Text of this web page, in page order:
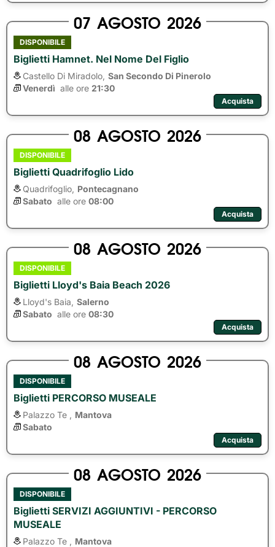
07 AGOSTO 2026
DISPONIBILE
Biglietti Hamnet. Nel Nome Del Figlio
Castello Di Miradolo, San Secondo Di Pinerolo
Venerdì alle ore 21:30
Acquista
08 AGOSTO 2026
DISPONIBILE
Biglietti Quadrifoglio Lido
Quadrifoglio, Pontecagnano
Sabato alle ore 08:00
Acquista
08 AGOSTO 2026
DISPONIBILE
Biglietti Lloyd's Baia Beach 2026
Lloyd's Baia, Salerno
Sabato alle ore 08:30
Acquista
08 AGOSTO 2026
DISPONIBILE
Biglietti PERCORSO MUSEALE
Palazzo Te ,
Mantova
Sabato
Acquista
08 AGOSTO 2026
DISPONIBILE
Biglietti SERVIZI AGGIUNTIVI - PERCORSO
MUSEALE
Palazzo Te ,
Mantova